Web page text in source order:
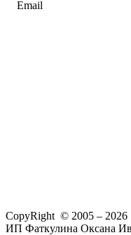
Email
CopyRight © 2005 – 2026
ИП Фаткулина Оксана